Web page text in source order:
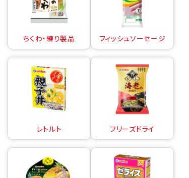
ちくわ・練り製品 フィッシュソーセージ
レトルト フリーズドライ